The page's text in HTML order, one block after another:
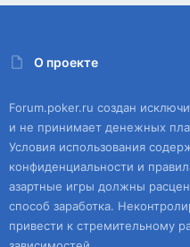
О проекте
Forum.poker.ru создан
и не принимает денежных
Условия использования
конфиденциальности и
азартные игры должны
способ заработка.
привести к стремительному